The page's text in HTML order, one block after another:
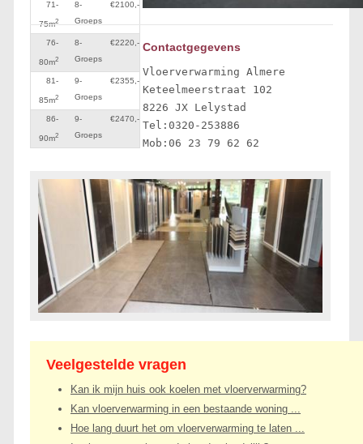
71-
75m2
8-
Groeps
€2100,-
76-
80m2
8-
Groeps
€2220,-
81-
85m2
9-
Groeps
€2355,-
86-
90m2
9-
Groeps
€2470,-
Veelgestelde vragen
Kan ik mijn huis ook koelen met vloerverwarming?
Kan vloerverwarming in een bestaande woning ...
Hoe lang duurt het om vloerverwarming te laten ...
Contactgegevens
Vloerverwarming Almere
Keteelmeerstraat 102
8226 JX Lelystad
Tel:0320-253886
Mob:06 23 79 62 62